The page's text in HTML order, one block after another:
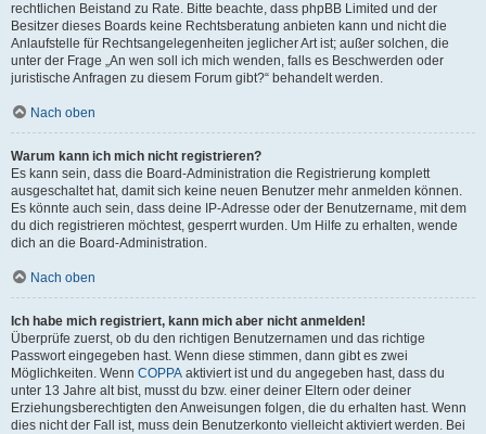
rechtlichen Beistand zu Rate. Bitte beachte, dass phpBB Limited und der
Besitzer dieses Boards keine Rechtsberatung anbieten kann und nicht die
Anlaufstelle für Rechtsangelegenheiten jeglicher Art ist; außer solchen, die
unter der Frage „An wen soll ich mich wenden, falls es Beschwerden oder
juristische Anfragen zu diesem Forum gibt?“ behandelt werden.
Nach oben
Warum kann ich mich nicht registrieren?
Es kann sein, dass die Board-Administration die Registrierung komplett
ausgeschaltet hat, damit sich keine neuen Benutzer mehr anmelden können.
Es könnte auch sein, dass deine IP-Adresse oder der Benutzername, mit dem
du dich registrieren möchtest, gesperrt wurden. Um Hilfe zu erhalten, wende
dich an die Board-Administration.
Nach oben
Ich habe mich registriert, kann mich aber nicht anmelden!
Überprüfe zuerst, ob du den richtigen Benutzernamen und das richtige
Passwort eingegeben hast. Wenn diese stimmen, dann gibt es zwei
Möglichkeiten. Wenn COPPA aktiviert ist und du angegeben hast, dass du
unter 13 Jahre alt bist, musst du bzw. einer deiner Eltern oder deiner
Erziehungsberechtigten den Anweisungen folgen, die du erhalten hast. Wenn
dies nicht der Fall ist, muss dein Benutzerkonto vielleicht aktiviert werden. Bei